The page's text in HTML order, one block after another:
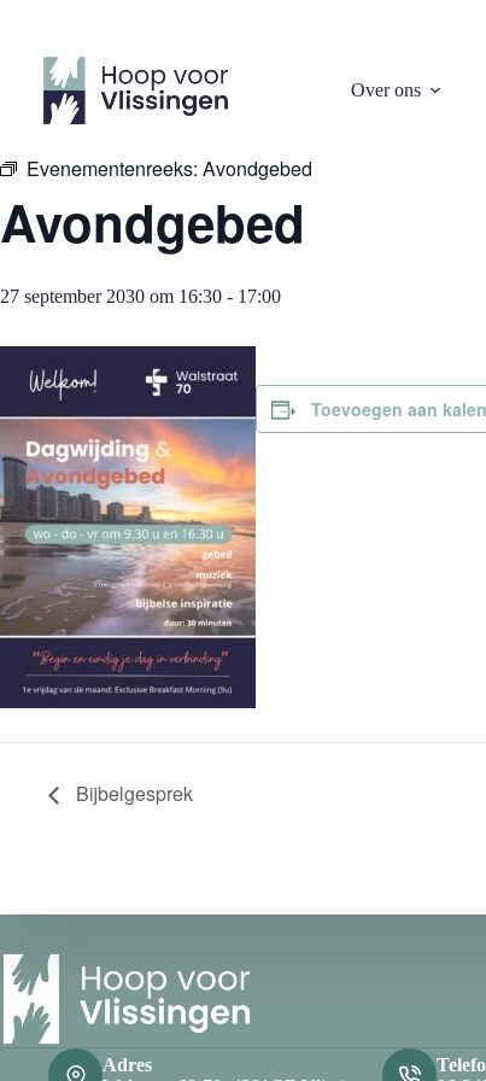
inhoud
Over ons
« Alle Evenementen
Evenementenreeks: Avondgebed
Avondgebed
27 september 2030 om 16:30 - 17:00
Toevoegen aan
Bijbelgesprek
Adres